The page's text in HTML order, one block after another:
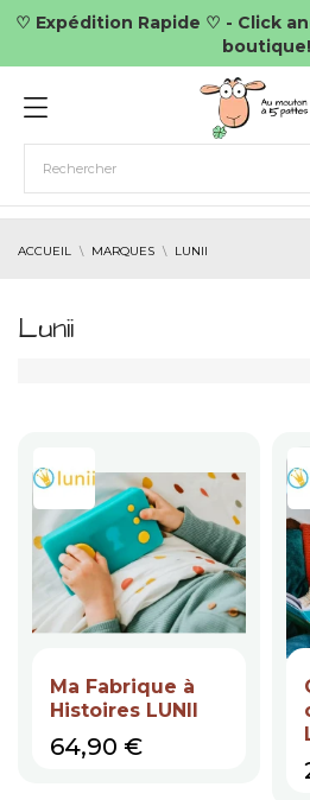
♡ Expédition Rapide ♡ - Click
boutique!
ACCUEIL MARQUES LUNII
Lunii
Ma Fabrique à
Histoires LUNII
Prix
64,90 €